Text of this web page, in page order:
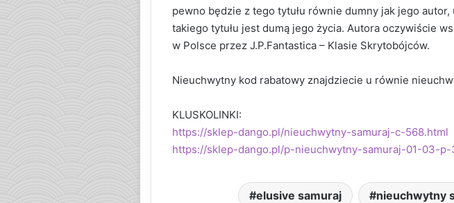
pewno będzie z tego tytułu równie dumny jak jego
takiego tytułu jest dumą jego życia. Autora oczywiście
w Polsce przez J.P.Fantastica – Klasie Skrytobójców.
Nieuchwytny kod rabatowy znajdziecie u równie
KLUSKOLINKI:
https://sklep-dango.pl/nieuchwytny-samuraj-c-568.html
https://sklep-dango.pl/p-nieuchwytny-samuraj-01-03-p-
elusive samuraj nieuchwytny